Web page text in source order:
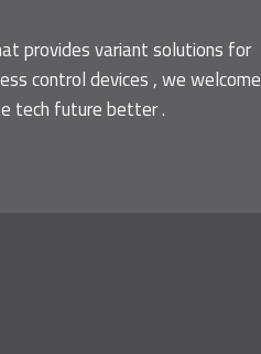
provides variant solutions for
control devices , we welcome
tech future better .